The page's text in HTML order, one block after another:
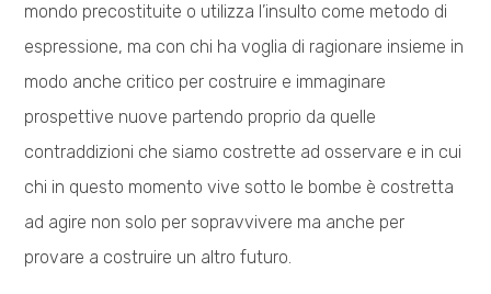
mondo precostituite o utilizza l’insulto come metodo di
espressione, ma con chi ha voglia di ragionare insieme in
modo anche critico per costruire e immaginare
prospettive nuove partendo proprio da quelle
contraddizioni che siamo costrette ad osservare e in cui
chi in questo momento vive sotto le bombe è costretta
ad agire non solo per sopravvivere ma anche per
provare a costruire un altro futuro.